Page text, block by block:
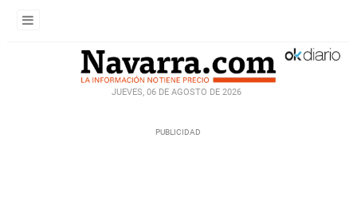
JUEVES, 06 DE AGOSTO DE 2026